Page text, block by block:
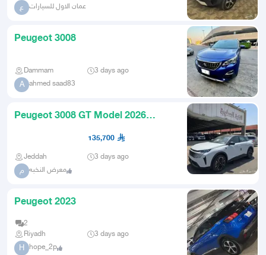
ع عمان الاول للسيارات
Peugeot 3008
Dammam 3 days ago
A ahmed saad83
Peugeot 3008 GT Model 2026
135,700
Jeddah 3 days ago
م معرض النخبه
Peugeot 2023
2
Riyadh
3 days ago
H hope_2p